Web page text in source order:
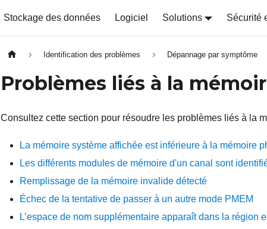
Stockage des données Logiciel Solutions Sécurité
Identification des problèmes Dépannage par symptôme
Problèmes liés à la
Consultez cette section pour résoudre les problèmes liés à la
La mémoire système affichée est inférieure à la mémoire
Les différents modules de mémoire d'un canal sont
Remplissage de la mémoire invalide détecté
Échec de la tentative de passer à un autre mode PMEM
L’espace de nom supplémentaire apparaît dans la région